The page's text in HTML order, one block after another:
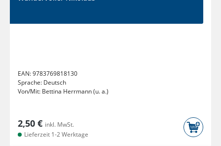
EAN:9783769818130
Sprache: Deutsch
Von/Mit: Bettina Herrmann (u. a.)
2,50 € inkl. MwSt.
Lieferzeit 1-2 Werktage